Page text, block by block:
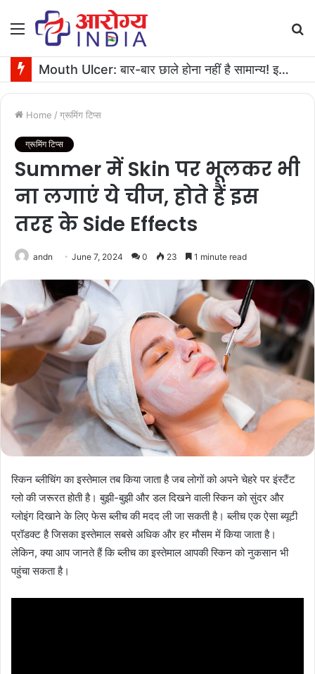
Menu
Mouth Ulcer: बार-बार छाले होना नहीं है सामान्य! इनगंभीर बीमारियों का है संकेत
Home / ग्रूमिंग टिप्स
ग्रूमिंग टिप्स
Summer में Skin पर भूलकर भी
ना लगाएं ये चीज, होते हैं इस
तरह के Side Effects
andn June 7, 2024 0 23 1 minute read
स्किन ब्लीचिंग का इस्तेमाल तब किया जाता है जब लोगों को अपने चेहरे पर इंस्टैंट
ग्लो की जरूरत होती है। बुझी-बुझी और डल दिखने वाली स्किन को सुंदर और
ग्लोइंग दिखाने के लिए फेस ब्लीच की मदद ली जा सकती है। ब्लीच एक ऐसा ब्यूटी
प्रॉडक्ट है जिसका इस्तेमाल सबसे अधिक और हर मौसम में किया जाता है।
लेकिन, क्या आप जानते हैं कि ब्लीच का इस्तेमाल आपकी स्किन को नुकसान भी
पहुंचा सकता है।